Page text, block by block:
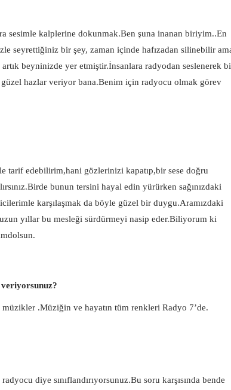
sesimle kalplerine dokunmak.Ben şuna inanan biriyim..En
seyrettiğiniz bir şey, zaman içinde hafızadan silinebilir
beyninizde yer etmiştir.İnsanlara radyodan seslenerek
hazlar veriyor bana.Benim için radyocu olmak görev
tarif edebilirim,hani gözlerinizi kapatıp,bir sese doğru
bunun tersini hayal edin yürürken sağınızdaki
karşılaşmak da böyle güzel bir duygu.Aramızdaki
yıllar bu mesleği sürdürmeyi nasip eder.Biliyorum ki
.Müziğin ve hayatın tüm renkleri Radyo 7’de.
diye sınıflandırıyorsunuz.Bu soru karşısında bende